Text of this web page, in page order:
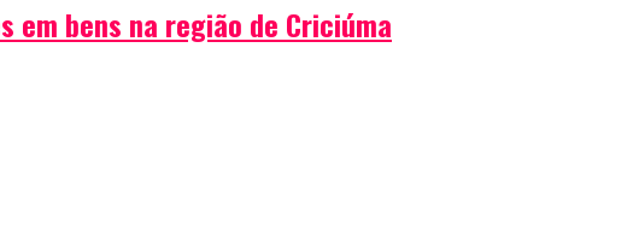
em bens na região de Criciúma